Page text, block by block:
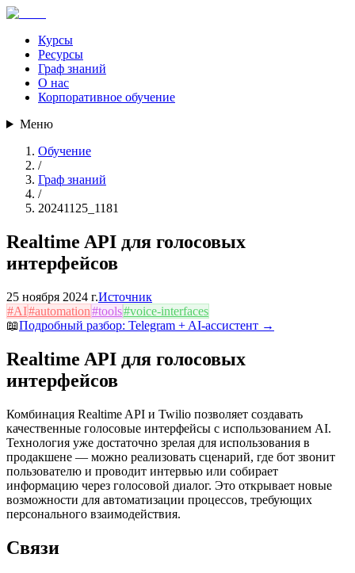
Курсы
Ресурсы
Граф знаний
О нас
Корпоративное обучение
Меню
Обучение
/
Граф знаний
/
20241125_1181
Realtime API для голосовых
интерфейсов
25 ноября 2024 г.Источник
#AI#automation#tools#voice-interfaces
📖Подробный разбор: Telegram + AI-ассистент →
Realtime API для голосовых
интерфейсов
Комбинация Realtime API и Twilio позволяет создавать
качественные голосовые интерфейсы с использованием AI.
Технология уже достаточно зрелая для использования в
продакшене — можно реализовать сценарий, где бот звонит
пользователю и проводит интервью или собирает
информацию через голосовой диалог. Это открывает новые
возможности для автоматизации процессов, требующих
персонального взаимодействия.
Связи